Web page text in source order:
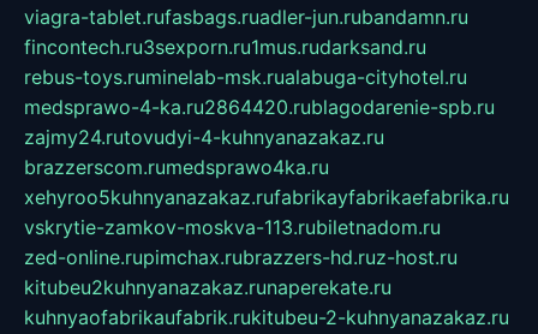
viagra-tablet.rufasbags.ruadler-jun.rubandamn.ru
fincontech.ru3sexporn.ru1mus.rudarksand.ru
rebus-toys.ruminelab-msk.rualabuga-cityhotel.ru
medsprawo-4-ka.ru2864420.rublagodarenie-spb.ru
zajmy24.rutovudyi-4-kuhnyanazakaz.ru
brazzerscom.rumedsprawo4ka.ru
xehyroo5kuhnyanazakaz.rufabrikayfabrikaefabrika.ru
vskrytie-zamkov-moskva-113.rubiletnadom.ru
zed-online.rupimchax.rubrazzers-hd.ruz-host.ru
kitubeu2kuhnyanazakaz.runaperekate.ru
kuhnyaofabrikaufabrik.rukitubeu-2-kuhnyanazakaz.ru